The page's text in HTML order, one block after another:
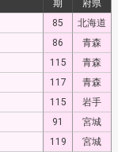
期 府県
85
北海道
86
青森
115
青森
117
青森
115
岩手
91
宮城
119
宮城